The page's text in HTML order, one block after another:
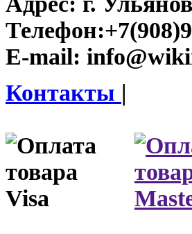
Телефон:
E-mail:
Контакты |